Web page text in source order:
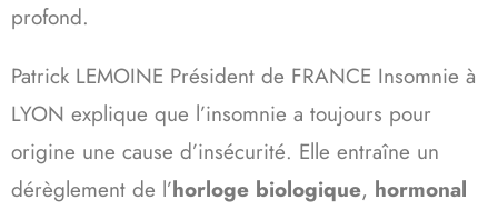
profond.
Patrick LEMOINE Président de FRANCE Insomnie à
LYON explique que l’insomnie a toujours pour
origine une cause d’insécurité. Elle entraîne un
dérèglement de l’horloge biologique, hormonal